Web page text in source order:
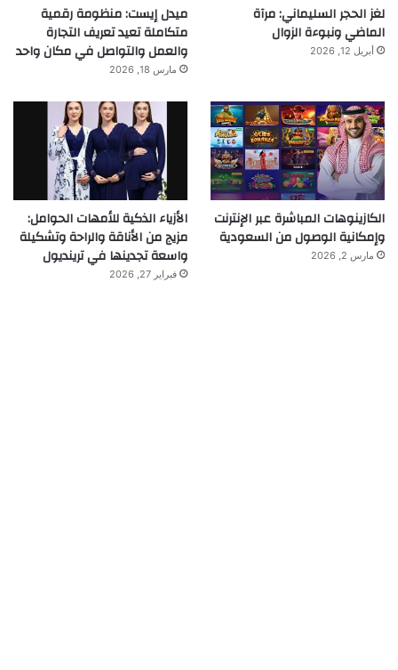
لغز الحجر السليماني: مرآة
الماضي ونبوءة الزوال
أبريل 12, 2026
ميدل إيست: منظومة رقمية
متكاملة تعيد تعريف التجارة
والعمل والتواصل في مكان واحد
مارس 18, 2026
الكازينوهات المباشرة عبر الإنترنت
وإمكانية الوصول من السعودية
مارس 2, 2026
الأزياء الذكية للأمهات الحوامل:
مزيج من الأناقة والراحة وتشكيلة
واسعة تجدينها في ترينديول
فبراير 27, 2026